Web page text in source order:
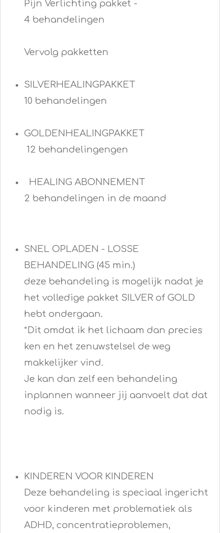
Pijn Verlichting pakket -
4 behandelingen
Vervolg pakketten
SILVERHEALINGPAKKET
10 behandelingen
GOLDENHEALINGPAKKET
12 behandelingengen
HEALING ABONNEMENT
2 behandelingen in de maand
SNEL OPLADEN - LOSSE
BEHANDELING (45 min.)
deze behandeling is mogelijk nadat je
het volledige pakket SILVER of GOLD
hebt ondergaan.
*Dit omdat ik het lichaam dan precies
ken en het zenuwstelsel de weg
makkelijker vind.
Je kan dan zelf een behandeling
inplannen wanneer jij aanvoelt dat dat
nodig is.
KINDEREN VOOR KINDEREN
Deze behandeling is speciaal ingericht
voor kinderen met problematiek als
ADHD, concentratieproblemen,